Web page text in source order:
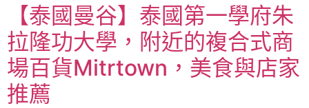
【泰國曼谷】泰國第一學府朱
拉隆功大學，附近的複合式商
場百貨Mitrtown，美食與店家
推薦